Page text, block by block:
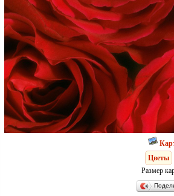
Цветы
Размер